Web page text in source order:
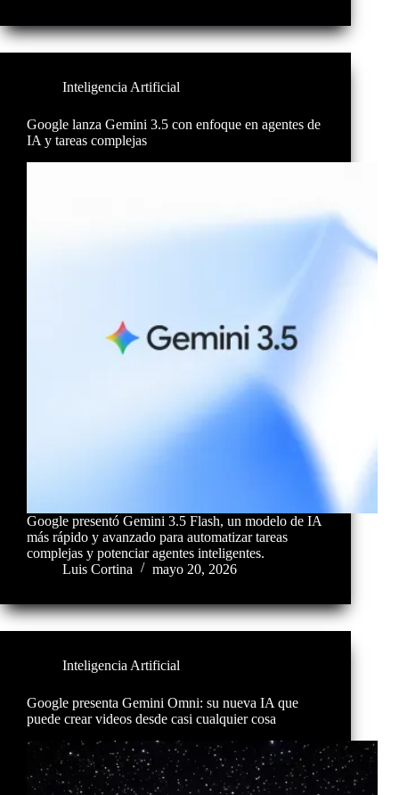
Inteligencia Artificial
Google lanza Gemini 3.5 con enfoque en agentes de
IA y tareas complejas
Google presentó Gemini 3.5 Flash, un modelo de IA
más rápido y avanzado para automatizar tareas
complejas y potenciar agentes inteligentes.
Luis Cortina
mayo 20, 2026
Inteligencia Artificial
Google presenta Gemini Omni: su nueva IA que
puede crear videos desde casi cualquier cosa